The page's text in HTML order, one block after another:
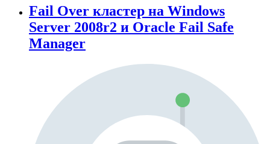
Fail Over кластер на Windows
Server 2008r2 и Oracle Fail Safe
Manager